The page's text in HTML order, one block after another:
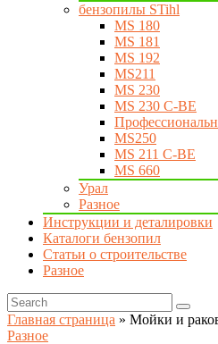
бензопилы STihl
MS 180
MS 181
MS 192
MS211
MS 230
MS 230 C-BE
MS250
MS 211 C-BE
MS 660
Урал
Разное
Инструкции и деталировки
Каталоги бензопил
Статьи о строительстве
Разное
Главная страница » Мойки и
Разное